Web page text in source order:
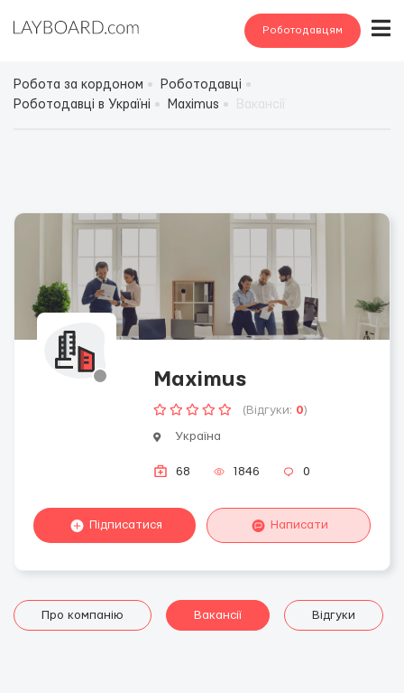
Роботодавцям
Робота за кордоном
Роботодавці
Роботодавці в Україні
Maximus
Maximus
(Відгуки: 0)
Україна
68 1846 0
Підписатися Написати
Про компанію Вакансії Відгуки